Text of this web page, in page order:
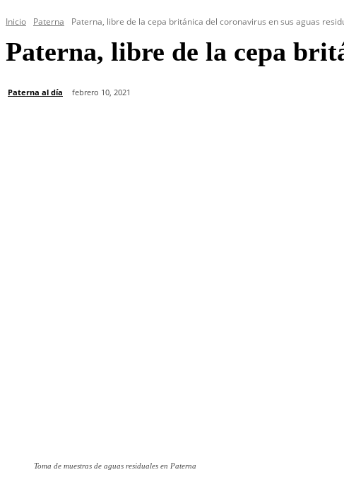
Inicio Paterna Paterna, libre de la cepa británica del coronavirus en sus aguas
Paterna, libre de la cepa
Paterna al día febrero 10, 2021
Toma de muestras de aguas residuales en Paterna